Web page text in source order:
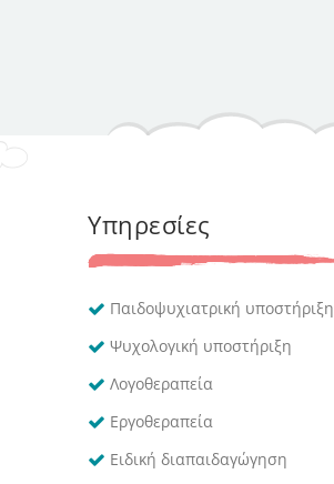
Υπηρεσίες
Παιδοψυχιατρική υποστήριξη
Ψυχολογική υποστήριξη
Λογοθεραπεία
Εργοθεραπεία
Ειδική διαπαιδαγώγηση